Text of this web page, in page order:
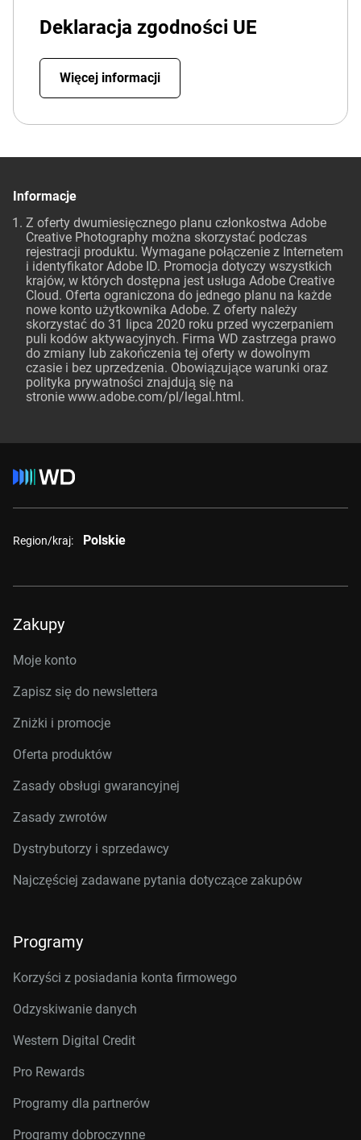
Deklaracja zgodności UE
Więcej informacji
Informacje
Z oferty dwumiesięcznego planu członkostwa Adobe
Creative Photography można skorzystać podczas
rejestracji produktu. Wymagane połączenie z Internetem
i identyfikator Adobe ID. Promocja dotyczy wszystkich
krajów, w których dostępna jest usługa Adobe Creative
Cloud. Oferta ograniczona do jednego planu na każde
nowe konto użytkownika Adobe. Z oferty należy
skorzystać do 31 lipca 2020 roku przed wyczerpaniem
puli kodów aktywacyjnych. Firma WD zastrzega prawo
do zmiany lub zakończenia tej oferty w dowolnym
czasie i bez uprzedzenia. Obowiązujące warunki oraz
polityka prywatności znajdują się na
stronie www.adobe.com/pl/legal.html.
Region/kraj: Polskie
Zakupy
Moje konto
Zapisz się do newslettera
Zniżki i promocje
Oferta produktów
Zasady obsługi gwarancyjnej
Zasady zwrotów
Dystrybutorzy i sprzedawcy
Najczęściej zadawane pytania dotyczące zakupów
Programy
Korzyści z posiadania konta firmowego
Odzyskiwanie danych
Western Digital Credit
Pro Rewards
Programy dla partnerów
Programy dobroczynne